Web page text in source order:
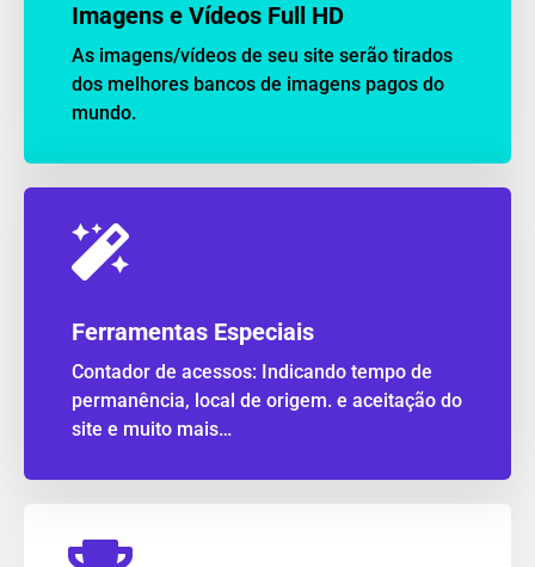
Imagens e Vídeos Full HD
As imagens/vídeos de seu site serão tirados
dos melhores bancos de imagens pagos do
mundo.
Ferramentas Especiais
Contador de acessos: Indicando tempo de
permanência, local de origem. e aceitação do
site e muito mais…